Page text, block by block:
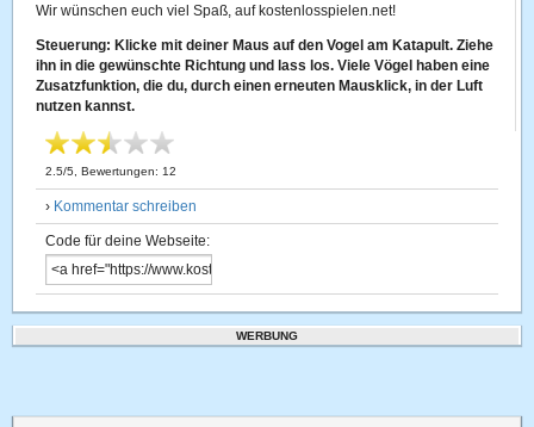
Wir wünschen euch viel Spaß, auf kostenlosspielen.net!
Steuerung: Klicke mit deiner Maus auf den Vogel am Katapult. Ziehe
ihn in die gewünschte Richtung und lass los. Viele Vögel haben eine
Zusatzfunktion, die du, durch einen erneuten Mausklick, in der Luft
nutzen kannst.
2.5/5 , Bewertungen: 12
› Kommentar schreiben
Code für deine Webseite:
WERBUNG